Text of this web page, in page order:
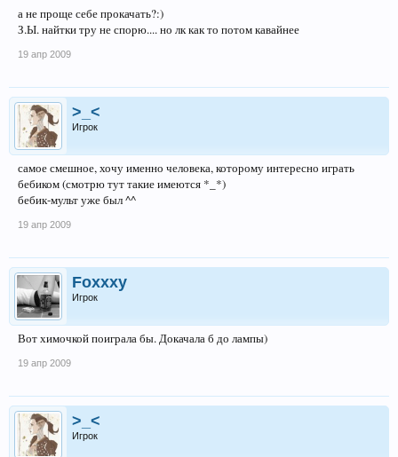
а не проще себе прокачать?:)
З.Ы. найтки тру не спорю.... но лк как то потом кавайнее
19 апр 2009
>_<
Игрок
самое смешное, хочу именно человека, которому интересно играть
бебиком (смотрю тут такие имеются *_*)
бебик-мульт уже был ^^
19 апр 2009
Foxxxy
Игрок
Вот химочкой поиграла бы. Докачала б до лампы)
19 апр 2009
>_<
Игрок